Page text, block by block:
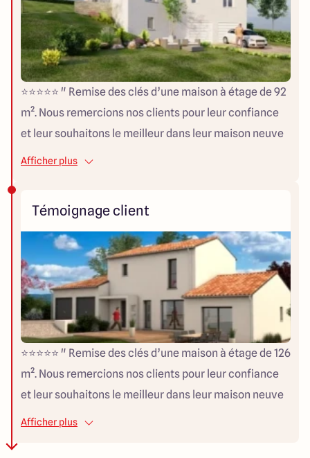
⭐⭐⭐⭐⭐ " Remise des clés d’une maison à étage de 92
m². Nous remercions nos clients pour leur confiance
et leur souhaitons le meilleur dans leur maison neuve
ARLOGIS ! « Merci pour ce projet de construction que
vous recommander auprès de nos proches. Merci à
toute l’équipe et surtout à Christophe ! » Karine &
Rémi "
Afficher plus
Témoignage client
⭐⭐⭐⭐⭐ " Remise des clés d’une maison à étage de 126
m². Nous remercions nos clients pour leur confiance
et leur souhaitons le meilleur dans leur maison neuve
ARLOGIS ! « Merci à toute l’équipe ARLOGIS pour la
Afficher plus